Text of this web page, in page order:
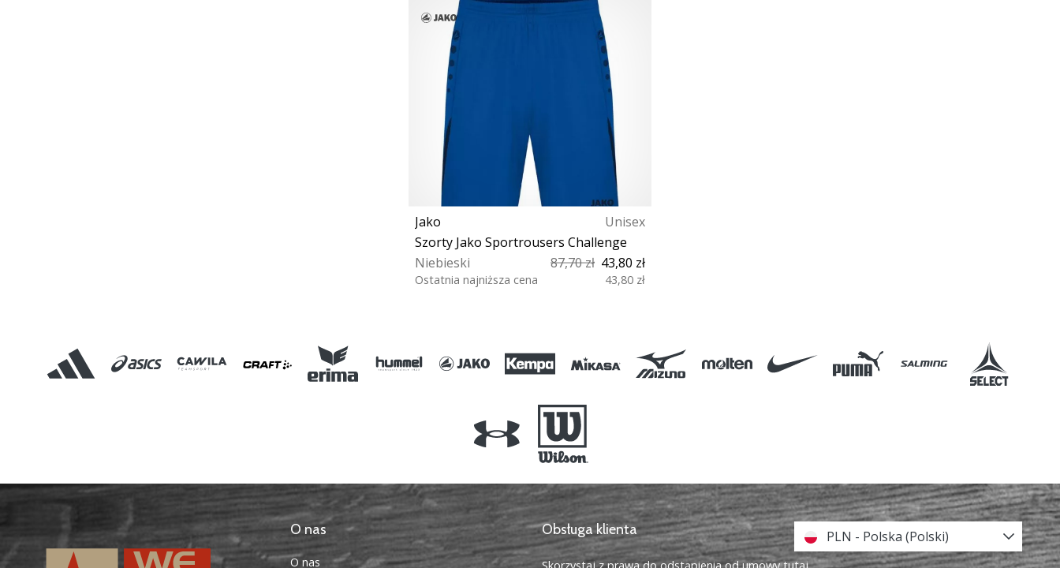
Jako
Unisex
Szorty Jako Sportrousers Challenge
Niebieski
87,70 zł 43,80 zł
Ostatnia najniższa cena 43,80 zł
O nas
O nas
Obsługa klienta
Skorzystaj z prawa do odstąpienia od umowy tutaj
PLN - Polska (Polski)